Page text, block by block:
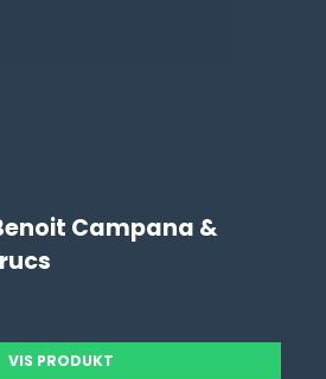
Campana &
VIS PRODUKT